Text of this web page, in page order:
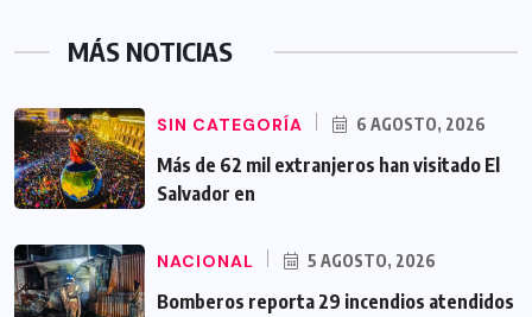
MÁS NOTICIAS
SIN CATEGORÍA 6 AGOSTO, 2026
Más de 62 mil extranjeros han visitado El
Salvador en
NACIONAL 5 AGOSTO, 2026
Bomberos reporta 29 incendios atendidos